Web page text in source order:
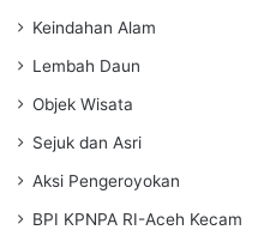
Keindahan Alam
Lembah Daun
Objek Wisata
Sejuk dan Asri
Aksi Pengeroyokan
BPI KPNPA RI-Aceh Kecam